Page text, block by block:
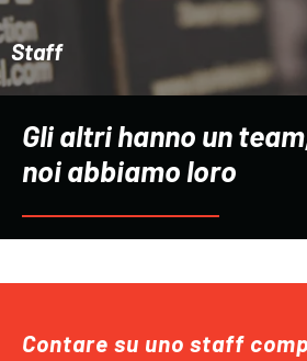
Staff
Gli altri hanno un
noi abbiamo loro
Contare su uno staff